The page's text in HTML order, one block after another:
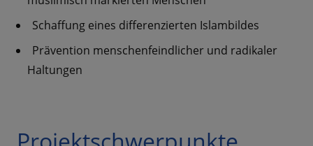
Schaffung eines differenzierten Islambildes
Prävention menschenfeindlicher und radikaler
Haltungen